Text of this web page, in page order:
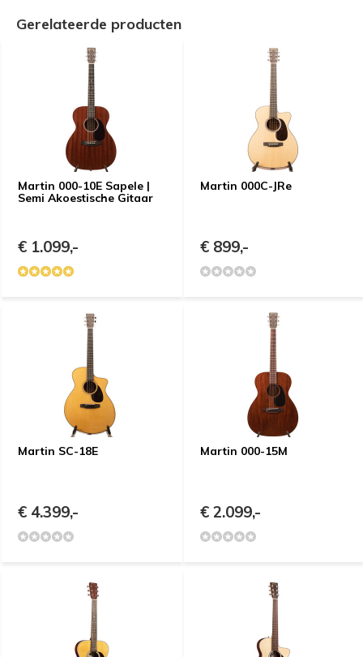
Gerelateerde producten
Martin 000-10E Sapele |
Semi Akoestische Gitaar
€ 1.099,-
Martin 000C-JRe
€ 899,-
Martin SC-18E
€ 4.399,-
Martin 000-15M
€ 2.099,-